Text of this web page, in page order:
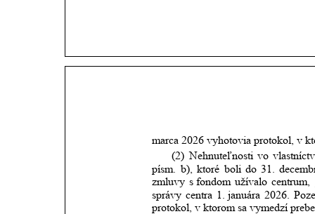
marca 2026 vyhotovia protokol, v
(2) Nehnuteľnosti vo
písm.
b), ktoré boli do 31.
zmluvy s fondom užívalo centrum,
správy centra 1. januára 2026.
protokol, v ktorom sa vymedzí